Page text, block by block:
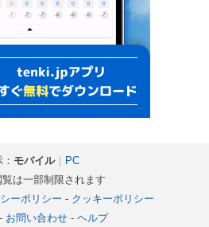
モバイル｜ PC
は一部制限されます
ーポリシー - クッキーポリシー
お問い合わせ- ヘルプ